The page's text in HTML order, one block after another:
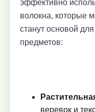
эффективно
волокна, которые
станут основой
предметов:
веревок и